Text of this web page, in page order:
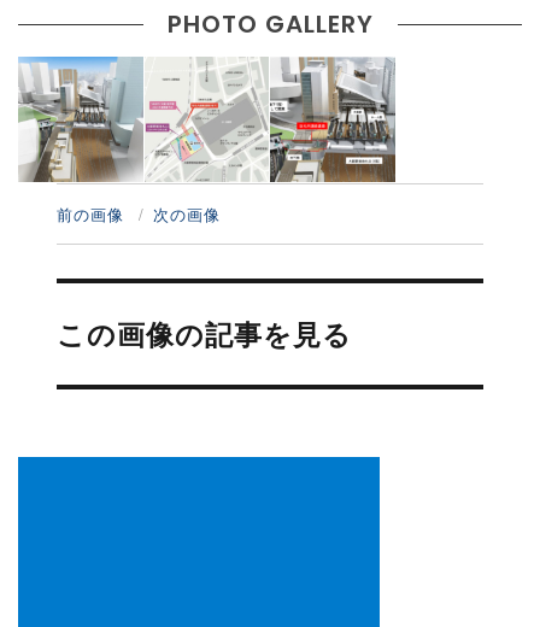
PHOTO GALLERY
前の画像 次の画像
投
ナ
ビ
ー
この画像の記事を見る